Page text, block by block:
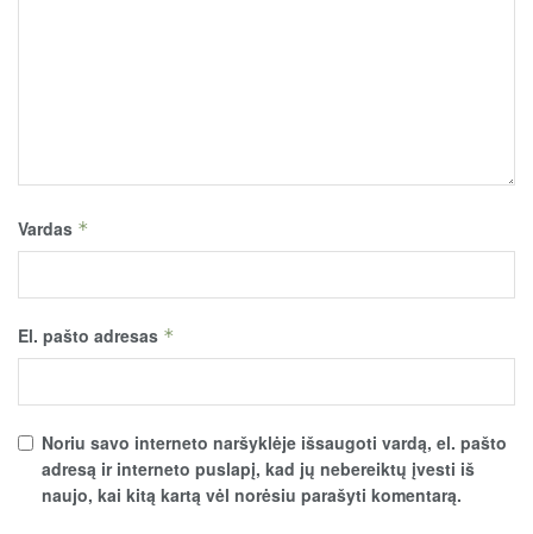
Vardas *
El. pašto adresas *
Noriu savo interneto naršyklėje išsaugoti vardą, el. pašto
adresą ir interneto puslapį, kad jų nebereiktų įvesti iš
naujo, kai kitą kartą vėl norėsiu parašyti komentarą.